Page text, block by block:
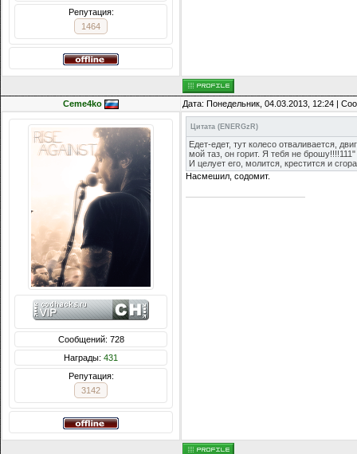
Репутация:
1464
Ceme4ko Дата: Понедельник, 04.03.2013, 12:24 |
Сообщений: 728
Награды: 431
Репутация:
3142
Цитата ( ENERGzR)
Едет-едет, тут колесо отваливается,
мой таз, он горит. Я тебя не брошу!!!!111"
И целует его, молится, крестится и
Насмешил, содомит.